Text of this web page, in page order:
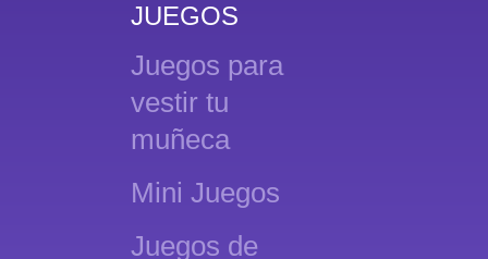
JUEGOS
Juegos para
vestir tu
muñeca
Mini Juegos
Juegos de